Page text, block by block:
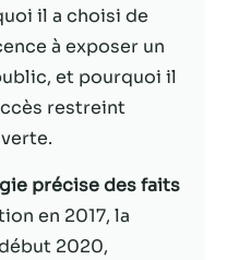
il a choisi de
à exposer un
et pourquoi il
restreint
précise des faits
en 2017, la
2020,
facultatifs. Ils
nécessaires au
fonctionnement
du site Web.
Statistiques
Afin que nous
puissions
améliorer la